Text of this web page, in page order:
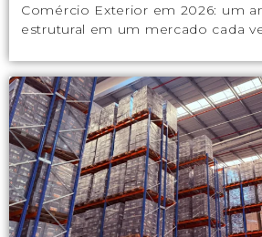
Comércio Exterior em 2026: um
estrutural em um mercado cada